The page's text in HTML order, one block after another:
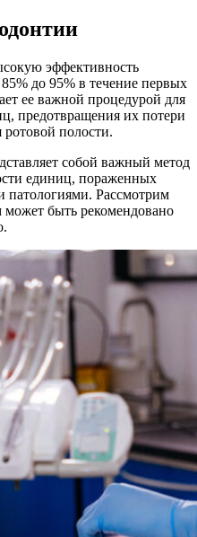
эффективность
до 95% в течение первых
ее важной процедурой для
предотвращения их потери
полости.
собой важный метод
единиц, пораженных
патологиями. Рассмотрим
быть рекомендовано